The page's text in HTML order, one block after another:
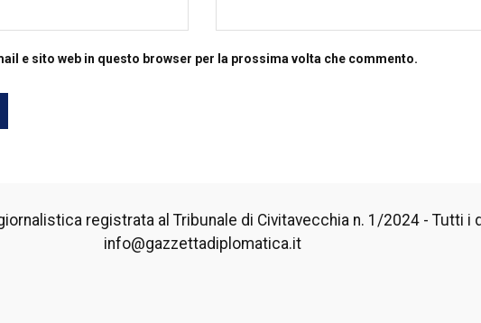
e sito web in questo browser per la prossima volta che commento.
registrata al Tribunale di Civitavecchia n. 1/2024 - Tutti
info@gazzettadiplomatica.it